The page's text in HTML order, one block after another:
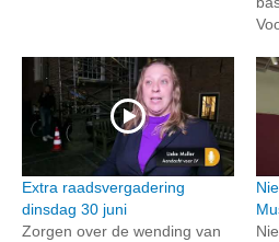
Extra raadsvergadering
dinsdag 30 juni
Zorgen over de wending van